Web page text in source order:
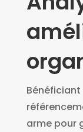
Bénéficiant
arme pour